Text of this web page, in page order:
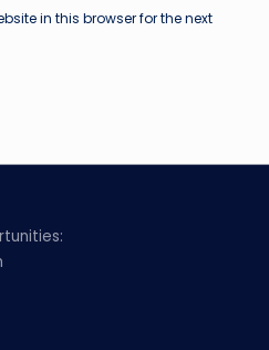
in this browser for the next